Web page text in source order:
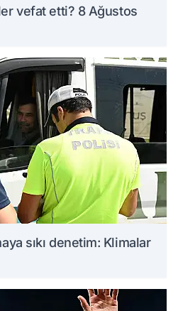
vefat etti? 8 Ağustos
sıkı denetim: Klimalar